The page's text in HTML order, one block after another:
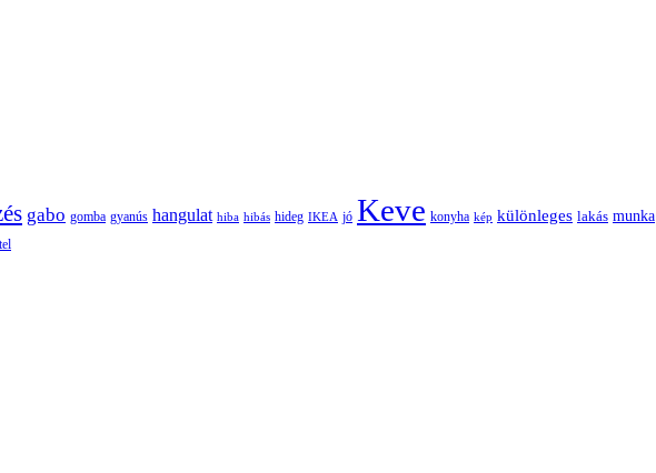
gabo gomba gyanús hangulat hiba hibás hideg IKEA jó Keve konyha kép különleges lakás munka